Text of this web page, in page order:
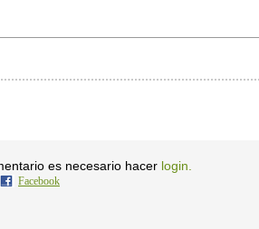
es necesario hacer login.
Facebook